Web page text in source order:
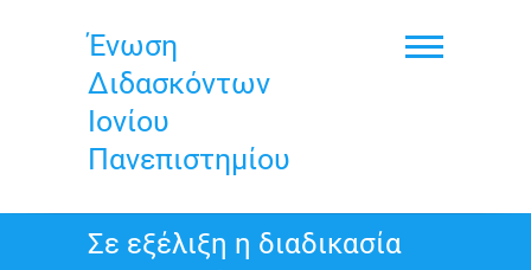
Ένωση
Διδασκόντων
Ιονίου
Πανεπιστημίου
Σε εξέλιξη η διαδικασία